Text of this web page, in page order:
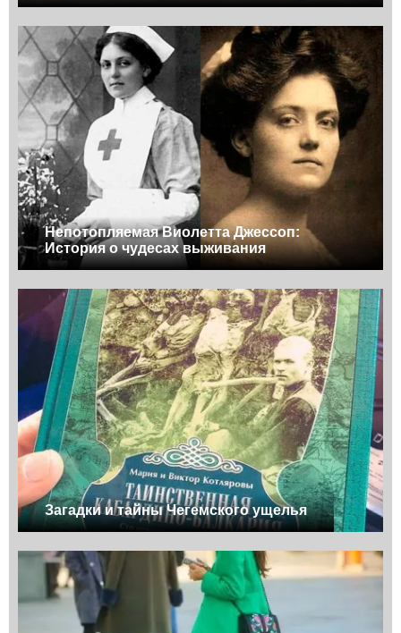
Непотопляемая Виолетта Джессоп:
История о чудесах выживания
Загадки и тайны Чегемского ущелья